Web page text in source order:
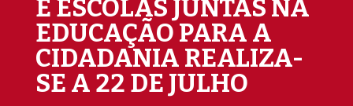
E ESCOLAS JUNTAS NA
EDUCAÇÃO PARA A
CIDADANIA REALIZA-
SE A 22 DE JULHO